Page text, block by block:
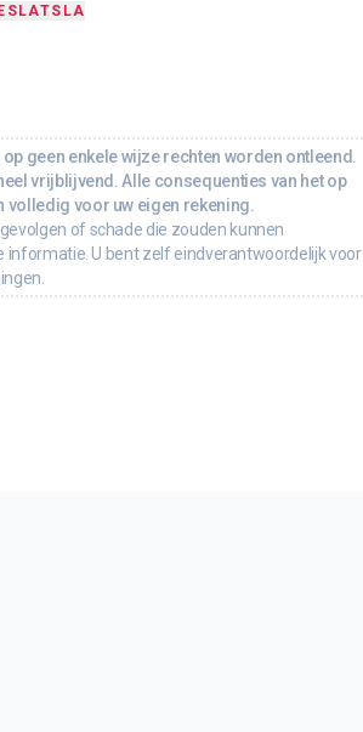
TSLA
geen enkele wijze rechten worden ontleend.
vrijblijvend. Alle consequenties van het op
volledig voor uw eigen rekening.
of schade die zouden kunnen
informatie. U bent zelf eindverantwoordelijk voor